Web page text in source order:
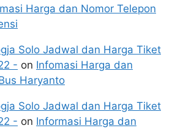
Harga dan Nomor Telepon
Solo Jadwal dan Harga Tiket
- on Infomasi Harga dan
Haryanto
Solo Jadwal dan Harga Tiket
- on Informasi Harga dan